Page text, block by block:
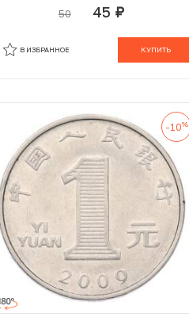
50 45 руб.
КУПИТЬ
В ИЗБРАННОЕ
-10%